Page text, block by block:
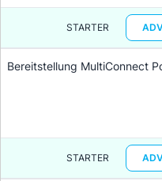
STARTER
Bereitstellung MultiConnect
STARTER